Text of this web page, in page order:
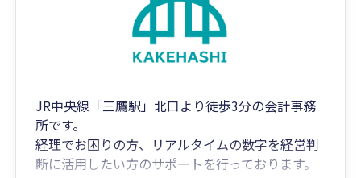
JR中央線「三鷹駅」北口より徒歩3分の会計事務
所です。
経理でお困りの方、リアルタイムの数字を経営判
断に活用したい方のサポートを行っております。